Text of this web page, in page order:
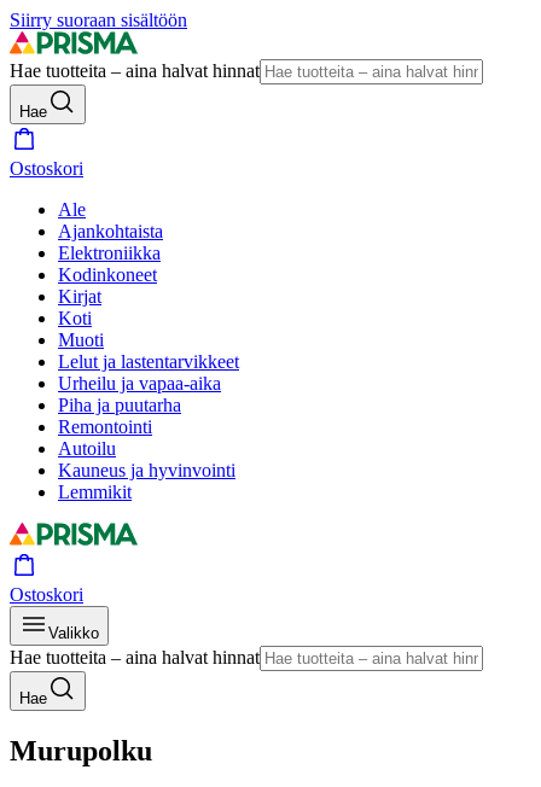
Siirry suoraan sisältöön
Hae tuotteita – aina halvat hinnat
Hae
Ostoskori
Ale
Ajankohtaista
Elektroniikka
Kodinkoneet
Kirjat
Koti
Muoti
Lelut ja lastentarvikkeet
Urheilu ja vapaa-aika
Piha ja puutarha
Remontointi
Autoilu
Kauneus ja hyvinvointi
Lemmikit
Ostoskori
Valikko
Hae tuotteita – aina halvat hinnat
Hae
Murupolku